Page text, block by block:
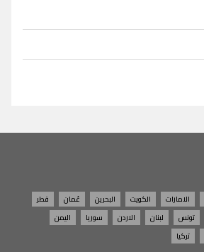
الامارات الكويت البحرين عُمان
قطر
تونس لبنان الاردن سوريا
اليمن
تركيا